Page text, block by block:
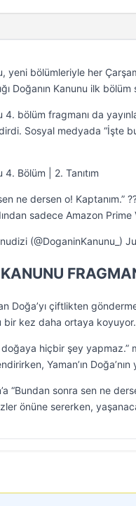
yeni bölümleriyle her
Doğanın Kanunu ilk
4. bölüm fragmanı da
Sosyal medyada “İşte
4. Bölüm | 2. Tanıtım
ne dersen o! Kaptanım.”
sadece Amazon
(@DoganinKanunu_)
Doğa’yı çiftlikten
bir kez daha ortaya koyuyor.
doğaya hiçbir şey
Yaman’ın
“Bundan sonra sen ne
önüne sererken,